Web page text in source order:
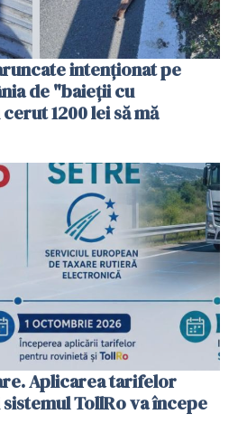
intenționat pe
de "baieții cu
1200 lei să mă
Aplicarea tarifelor
TollRo va începe